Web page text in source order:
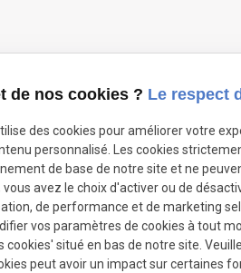
07 68
de nos cookies ? Le respect
des cookies pour améliorer votre
personnalisé. Les cookies
de base de notre site et ne
avez le choix d'activer ou de
de performance et de marketing
vos paramètres de cookies à tout
cookies' situé en bas de notre site.
peut avoir un impact sur certaines